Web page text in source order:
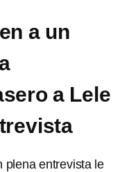
a un
a Lele
plena entrevista le